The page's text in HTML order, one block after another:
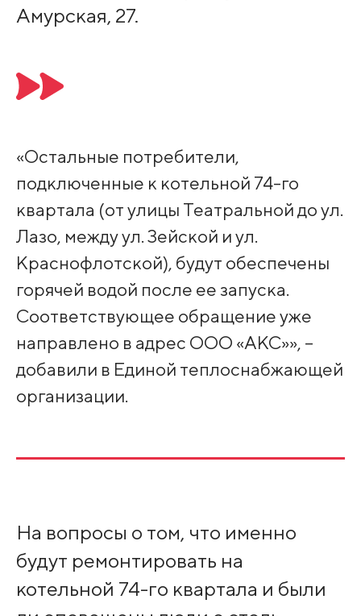
Амурская, 27.
«Остальные потребители,
подключенные к котельной 74-го
квартала (от улицы Театральной до ул.
Лазо, между ул. Зейской и ул.
Краснофлотской), будут обеспечены
горячей водой после ее запуска.
Соответствующее обращение уже
направлено в адрес ООО «АКС»», –
добавили в Единой теплоснабжающей
организации.
На вопросы о том, что именно
будут ремонтировать на
котельной 74-го квартала и были